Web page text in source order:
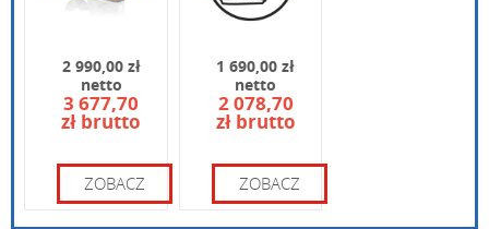
Wpisz kod widoczny na obrazku:
2 990,00 zł
netto
3 677,70
zł brutto
ZOBACZ
1 690,00 zł
netto
2 078,70
zł brutto
ZOBACZ